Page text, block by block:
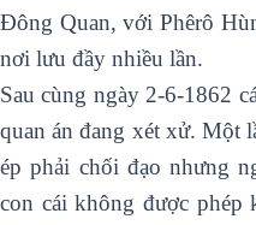
Ðông Quan, với Phêrô
nơi lưu đầy nhiều lần.
Sau cùng ngày 2-6-1862
quan án đang xét xử. Một
ép phải chối đạo nhưng
con cái không được phép